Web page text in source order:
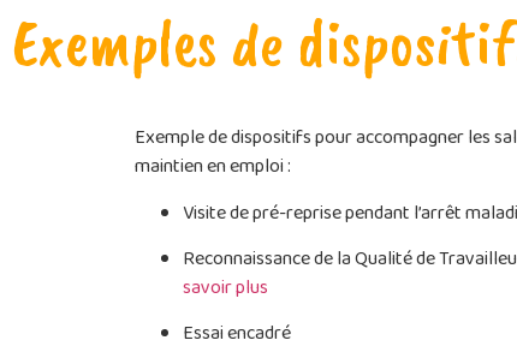
Exemples de
Exemple de dispositifs pour accompagner les
maintien en emploi :
Visite de pré-reprise pendant l’arrêt
Reconnaissance de la Qualité de
savoir plus
Essai encadré